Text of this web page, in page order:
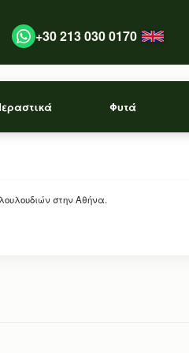
+30 213 030 0170
Φυτά
στην Αθήνα.